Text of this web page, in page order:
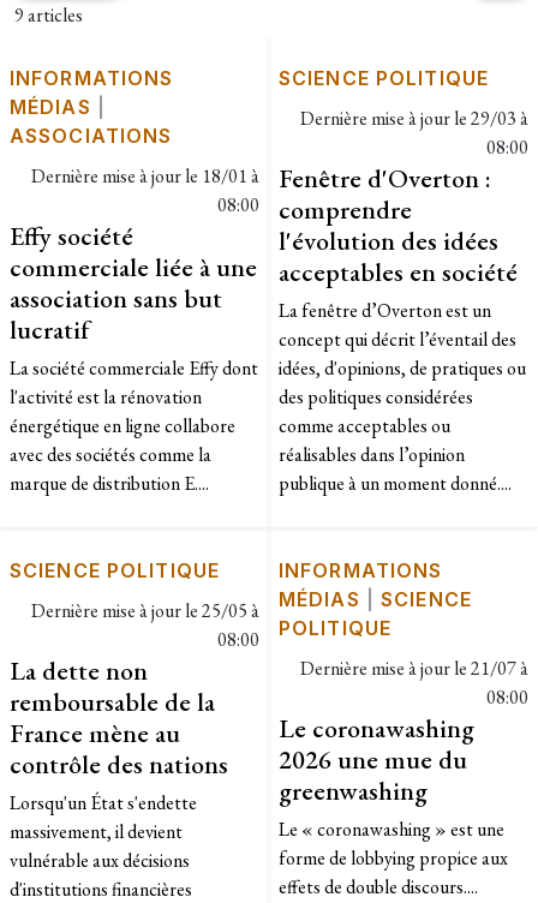
9 articles
INFORMATIONS
MÉDIAS
ASSOCIATIONS
Dernière mise à jour le 18/01 à
08:00
Effy société
commerciale liée à une
association sans but
lucratif
La société commerciale Effy dont
l'activité est la rénovation
énergétique en ligne collabore
avec des sociétés comme la
marque de distribution E....
SCIENCE POLITIQUE
Dernière mise à jour le29/03 à
08:00
Fenêtre d'Overton :
comprendre
l'évolution des idées
acceptables en société
La fenêtre d’Overton est un
concept qui décrit l’éventail des
idées, d'opinions, de pratiques ou
des politiques considérées
comme acceptables ou
réalisables dans l’opinion
publique à un moment donné....
SCIENCE POLITIQUE
Dernière mise à jour le25/05 à
08:00
La dette non
remboursable de la
France mène au
contrôle des nations
Lorsqu'un État s'endette
massivement, il devient
vulnérable aux décisions
d'institutions financières
INFORMATIONS
MÉDIAS |SCIENCE
POLITIQUE
Dernière mise à jour le21/07 à
08:00
Le coronawashing
2026 une mue du
greenwashing
Le « coronawashing » est une
forme de lobbying propice aux
effets de double discours....